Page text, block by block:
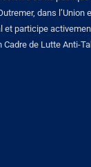
dans l’Union
et participe
Cadre de Lutte Anti-